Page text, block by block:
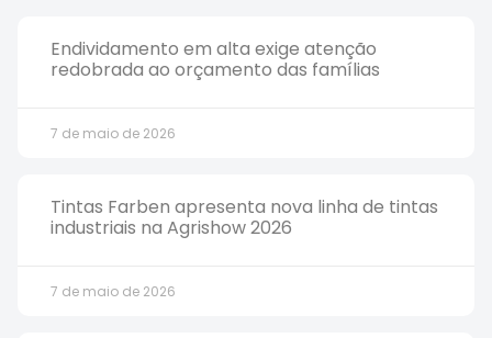
Endividamento em alta exige atenção
redobrada ao orçamento das famílias
7 de maio de 2026
Tintas Farben apresenta nova linha de tintas
industriais na Agrishow 2026
7 de maio de 2026